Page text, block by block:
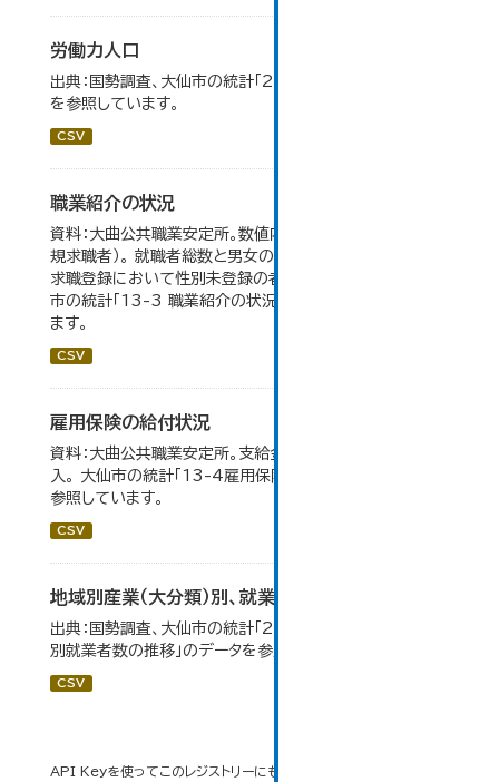
労働力人口
出典：国勢調査、大仙市の統計「2-6 労働力人口」のデータ
を参照しています。
CSV
職業紹介の状況
資料：大曲公共職業安定所。数値内の就職率は（就職者/新
規求職者）。 就職者総数と男女の合計が一致しないのは、
求職登録において性別未登録の者も含まれるため。 大仙
市の統計「13-3 職業紹介の状況」のデータを参照してい
ます。
CSV
雇用保険の給付状況
資料：大曲公共職業安定所。支給金額の千円未満は四捨五
入。 大仙市の統計「13-4雇用保険の給付状況」のデータを
参照しています。
CSV
地域別産業（大分類）別、就業者数
出典：国勢調査、大仙市の統計「2-8 地域別産業（大分類）
別就業者数の推移」のデータを参照しています。
CSV
API Keyを使ってこのレジストリーにもアクセス可能です